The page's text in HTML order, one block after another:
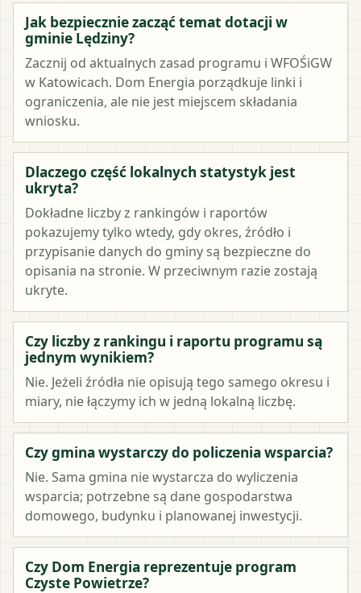
Jak bezpiecznie zacząć temat dotacji w
gminie Lędziny?
Zacznij od aktualnych zasad programu i WFOŚiGW
w Katowicach. Dom Energia porządkuje linki i
ograniczenia, ale nie jest miejscem składania
wniosku.
Dlaczego część lokalnych statystyk jest
ukryta?
Dokładne liczby z rankingów i raportów
pokazujemy tylko wtedy, gdy okres, źródło i
przypisanie danych do gminy są bezpieczne do
opisania na stronie. W przeciwnym razie zostają
ukryte.
Czy liczby z rankingu i raportu programu są
jednym wynikiem?
Nie. Jeżeli źródła nie opisują tego samego okresu i
miary, nie łączymy ich w jedną lokalną liczbę.
Czy gmina wystarczy do policzenia wsparcia?
Nie. Sama gmina nie wystarcza do wyliczenia
wsparcia; potrzebne są dane gospodarstwa
domowego, budynku i planowanej inwestycji.
Czy Dom Energia reprezentuje program
Czyste Powietrze?